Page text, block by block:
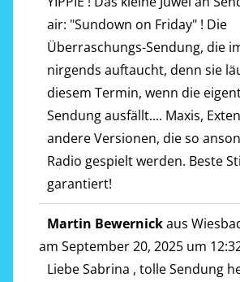
air: "Sundown on Friday" ! Die
Überraschungs-Sendung, die
nirgends auftaucht, denn sie
diesem Termin, wenn die
Sendung ausfällt.... Maxis,
andere Versionen, die so
Radio gespielt werden. Beste
garantiert!
Martin Bewernickaus
am September 20, 2025 um
Liebe Sabrina , tolle Sendung